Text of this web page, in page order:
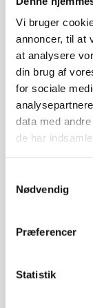
Vi bruger
annoncer, til at
at analysere
din brug af
for sociale
data med
de har
Nødvendig
Præferencer
Statistik